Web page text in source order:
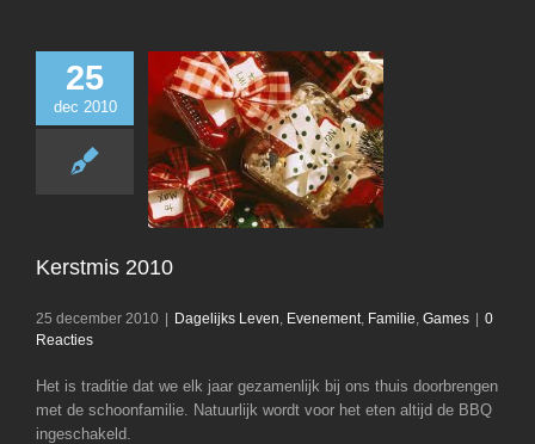
25
dec 2010
Kerstmis 2010
25 december 2010 | Dagelijks Leven Evenement Familie Games | 0
Reacties
Het is traditie dat we elk jaar gezamenlijk bij ons thuis doorbrengen
met de schoonfamilie. Natuurlijk wordt voor het eten altijd de BBQ
ingeschakeld.